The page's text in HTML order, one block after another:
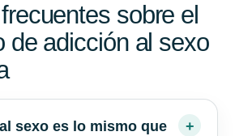
sobre el
de adicción al sexo
sexo es lo mismo que